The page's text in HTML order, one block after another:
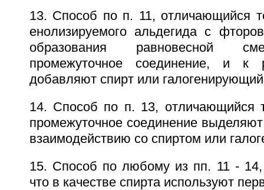
13. Способ по п. 11, отличающийся
енолизируемого альдегида с
образования равновесной
промежуточное соединение, и к
добавляют спирт или галогенирующий
14. Способ по п. 13, отличающийся
промежуточное соединение
взаимодействию со спиртом или
15. Способ по любому из пп. 11 -
что в качестве спирта используют